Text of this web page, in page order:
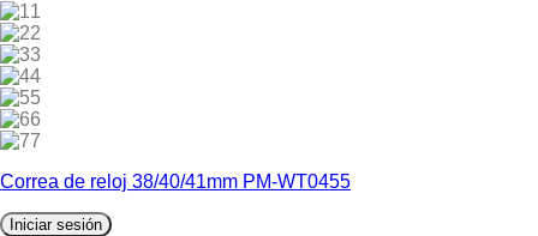
1
2
3
4
5
6
7
Correa de reloj 38/40/41mm PM-WT0455
Iniciar sesión